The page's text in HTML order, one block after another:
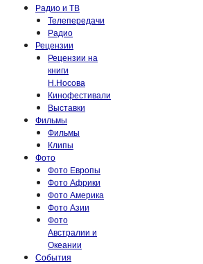
Радио и ТВ
Телепередачи
Радио
Рецензии
Рецензии на
книги
Н.Носова
Кинофестивали
Выставки
Фильмы
Фильмы
Клипы
Фото
Фото Европы
Фото Африки
Фото Америка
Фото Азии
Фото
Австралии и
Океании
События